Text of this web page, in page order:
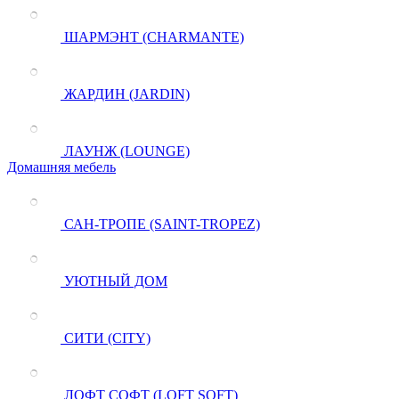
ШАРМЭНТ (CHARMANTE)
ЖАРДИН (JARDIN)
ЛАУНЖ (LOUNGE)
Домашняя мебель
САН-ТРОПЕ (SAINT-TROPEZ)
УЮТНЫЙ ДОМ
СИТИ (CITY)
ЛОФТ СОФТ (LOFT SOFT)